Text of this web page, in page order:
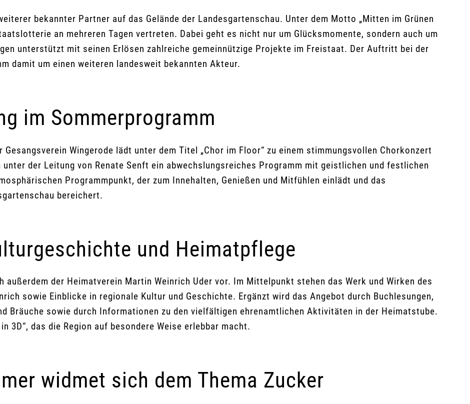
bekannter Partner auf das Gelände der Landesgartenschau. Unter dem Motto „Mitten im Grünen
an mehreren Tagen vertreten. Dabei geht es nicht nur um Glücksmomente, sondern auch um
unterstützt mit seinen Erlösen zahlreiche gemeinnützige Projekte im Freistaat. Der Auftritt bei der
damit um einen weiteren landesweit bekannten Akteur.
im Sommerprogramm
Wingerode lädt unter dem Titel „Chor im Floor“ zu einem stimmungsvollen Chorkonzert
der Leitung von Renate Senft ein abwechslungsreiches Programm mit geistlichen und festlichen
Programmpunkt, der zum Innehalten, Genießen und Mitfühlen einlädt und das
bereichert.
und Heimatpflege
außerdem der Heimatverein Martin Weinrich Uder vor. Im Mittelpunkt stehen das Werk und Wirken des
sowie Einblicke in regionale Kultur und Geschichte. Ergänzt wird das Angebot durch Buchlesungen,
Bräuche sowie durch Informationen zu den vielfältigen ehrenamtlichen Aktivitäten in der Heimatstube.
3D“, das die Region auf besondere Weise erlebbar macht.
widmet sich dem Thema Zucker